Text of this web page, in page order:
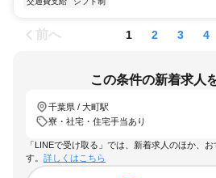
前へ 1 2 3 4
この条件の新着求人
千葉県 / 大町駅
寮・社宅・住宅手当あり
「LINEで受け取る」では、新着求人のほか、
す。 詳しくはこちら